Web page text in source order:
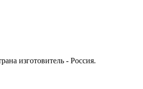
изготовитель - Россия.